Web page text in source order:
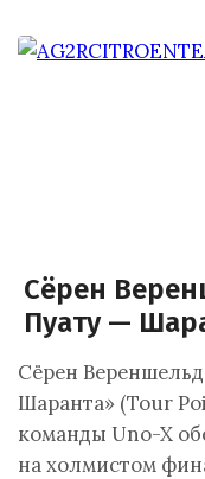
Сёрен
Пуату —
Сёрен
Шаранта» (Tour
команды Uno-X
на холмистом